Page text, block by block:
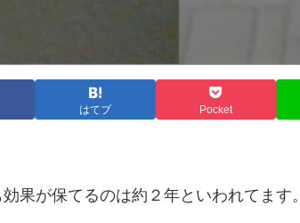
はてブ Pocket
果が保てるのは約２年といわれてます。